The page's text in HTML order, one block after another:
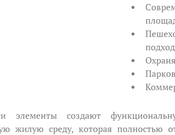
жилую среду, которая полностью